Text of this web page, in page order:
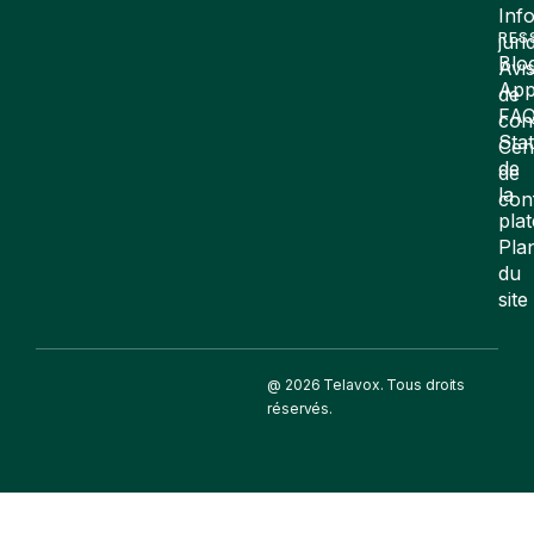
de
la
du
site
Avis
de
de
@ 2026 Telavox. Tous droits
réservés.